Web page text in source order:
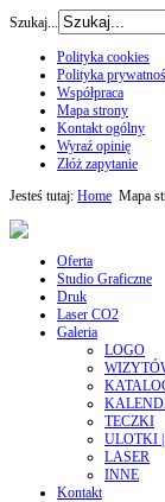
Szukaj...
Polityka cookies
Polityka
Współpraca
Mapa strony
Kontakt ogólny
Wyraź opinię
Złóż zapytanie
Jesteś tutaj: Home Mapa
Oferta
Studio Graficzne
Druk
Laser CO2
Galeria
LOGO
TECZKI
ULOTKI
LASER
INNE
Kontakt